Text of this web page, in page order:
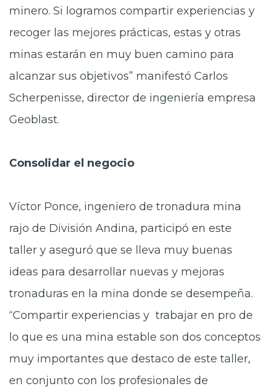
minero. Si logramos compartir experiencias y
recoger las mejores prácticas, estas y otras
minas estarán en muy buen camino para
alcanzar sus objetivos” manifestó Carlos
Scherpenisse, director de ingeniería empresa
Geoblast.
Consolidar el negocio
Víctor Ponce, ingeniero de tronadura mina
rajo de División Andina, participó en este
taller y aseguró que se lleva muy buenas
ideas para desarrollar nuevas y mejoras
tronaduras en la mina donde se desempeña.
“Compartir experiencias y trabajar en pro de
lo que es una mina estable son dos conceptos
muy importantes que destaco de este taller,
en conjunto con los profesionales de